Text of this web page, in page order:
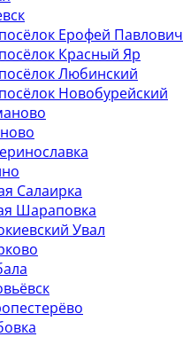
Ерофей Павлович
Красный Яр
Любинский
Новобурейский
Салаирка
Шараповка
Увал